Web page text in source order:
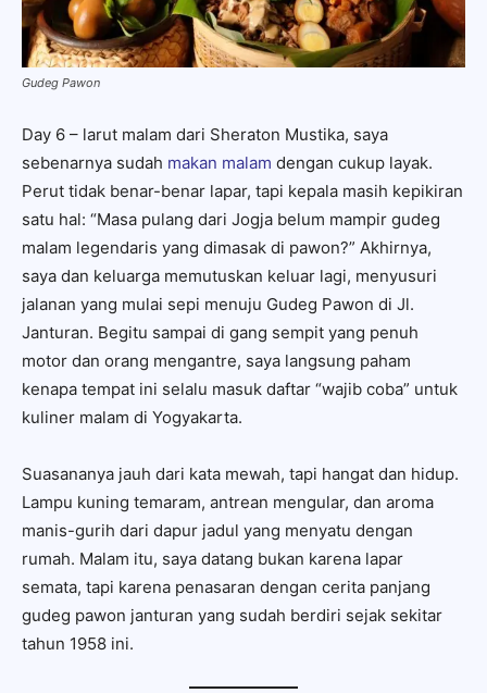
Gudeg Pawon
Day 6 – larut malam dari Sheraton Mustika, saya
sebenarnya sudah makan malam dengan cukup layak.
Perut tidak benar-benar lapar, tapi kepala masih kepikiran
satu hal: “Masa pulang dari Jogja belum mampir gudeg
malam legendaris yang dimasak di pawon?” Akhirnya,
saya dan keluarga memutuskan keluar lagi, menyusuri
jalanan yang mulai sepi menuju Gudeg Pawon di Jl.
Janturan. Begitu sampai di gang sempit yang penuh
motor dan orang mengantre, saya langsung paham
kenapa tempat ini selalu masuk daftar “wajib coba” untuk
kuliner malam di Yogyakarta.
Suasananya jauh dari kata mewah, tapi hangat dan hidup.
Lampu kuning temaram, antrean mengular, dan aroma
manis-gurih dari dapur jadul yang menyatu dengan
rumah. Malam itu, saya datang bukan karena lapar
semata, tapi karena penasaran dengan cerita panjang
gudeg pawon janturan yang sudah berdiri sejak sekitar
tahun 1958 ini.